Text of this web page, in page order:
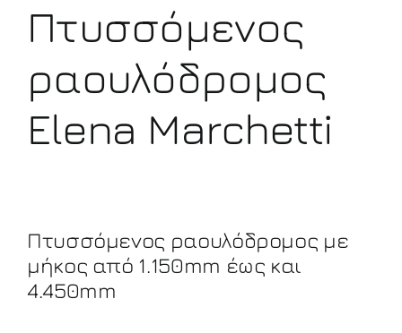
Πτυσσόμενος
ραουλόδρομος
Εlena Μarchetti
Πτυσσόμενος ραουλόδρομος με
μήκος από 1.150mm έως και
4.450mm